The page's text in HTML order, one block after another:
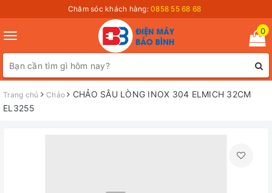
Chăm sóc khách hàng: 0858 55 68 68
Toggle
navigation
0
Trang chủ Chảo
CHẢO SÂU LÒNG INOX 304 ELMICH 32CM
EL3255